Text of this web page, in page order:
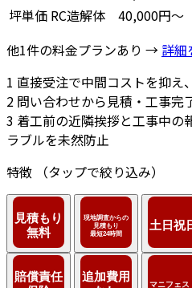
坪単価 RC造解体
40,000円～
他1件の料金プランあり → 詳細
1 直接受注で中間コストを抑え
2 問い合わせから見積・工事完
3 着工前の近隣挨拶と工事中の
ラブルを未然防止
特徴
（タップで絞り込み）